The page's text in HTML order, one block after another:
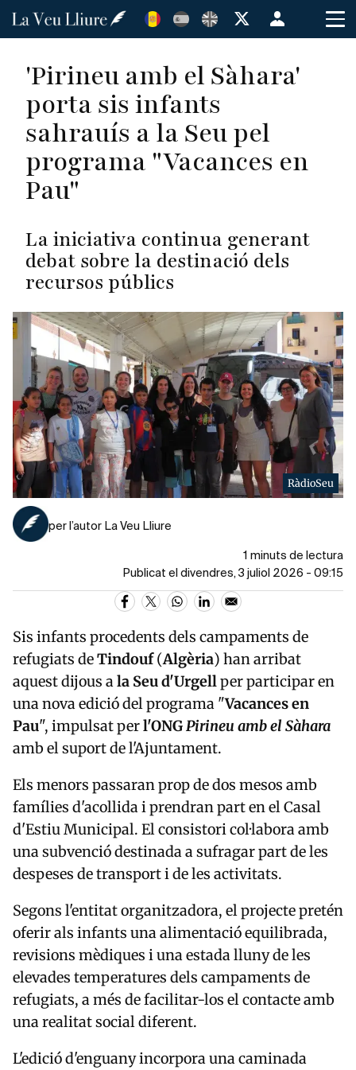
Vés
Menú
de
cuenta
de
'Pirineu amb el Sàhara'
porta sis infants
sahrauís a la Seu pel
programa "Vacances en
Pau"
La iniciativa continua generant
debat sobre la destinació dels
recursos públics
RàdioSeu
per l’autor La Veu Lliure
1 minuts de lectura
Publicat el divendres, 3 juliol 2026 - 09:15
Sis infants procedents dels campaments de
refugiats deTindouf(Algèria) han arribat
aquest dijous ala Seu d'Urgellper participar en
una nova edició del programa "Vacances en
Pau", impulsat perl'ONGPirineu amb el Sàhara
amb el suport de l'Ajuntament.
Els menors passaran prop de dos mesos amb
famílies d'acollida i prendran part en el Casal
d'Estiu Municipal. El consistori col·labora amb
una subvenció destinada a sufragar part de les
despeses de transport i de les activitats.
Segons l'entitat organitzadora, el projecte pretén
oferir als infants una alimentació equilibrada,
revisions mèdiques i una estada lluny de les
elevades temperatures dels campaments de
refugiats, a més de facilitar-los el contacte amb
una realitat social diferent.
L'edició d'enguany incorpora una caminada